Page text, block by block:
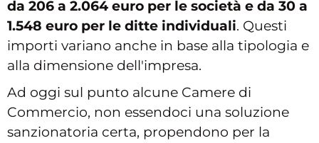
da 206 a 2.064 euro per le società e da 30 a
1.548 euro per le ditte individuali. Questi
importi variano anche in base alla tipologia e
alla dimensione dell'impresa.
Ad oggi sul punto alcune Camere di
Commercio, non essendoci una soluzione
sanzionatoria certa, propendono per la